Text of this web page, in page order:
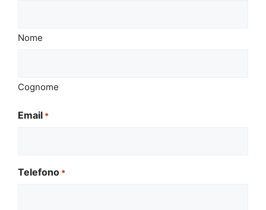
Nome
Cognome
Email *
Telefono *